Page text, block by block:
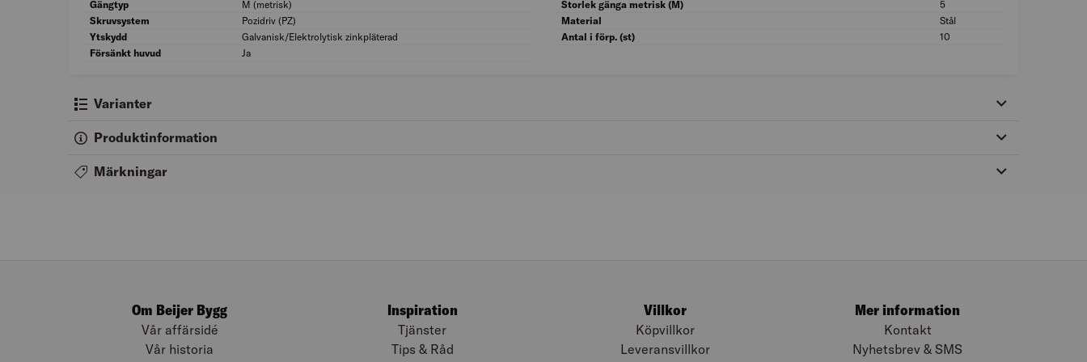
Gängtyp
M (metrisk)
Gängtyp: M (metrisk)
Skruvsystem
Pozidriv (PZ)
Skruvsystem: Pozidriv (PZ)
Ytskydd
Galvanisk/Elektrolytisk zinkpläterad
Ytskydd: Galvanisk/Elektrolytisk zinkpläterad
Försänkt huvud
Ja
Storlek gänga metrisk (M)
5
Material
Stål
Antal i förp. (st)
10
Varianter
Produktinformation
Märkningar
Om Beijer Bygg
Vår affärsidé
Vår historia
Inspiration
Tjänster
Tips & Råd
Villkor
Köpvillkor
Leveransvillkor
Mer information
Kontakt
Nyhetsbrev & SMS